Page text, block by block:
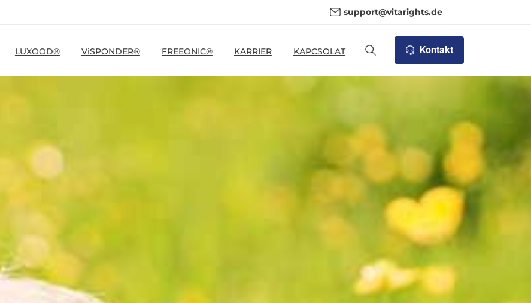
support@vitarights.de
LUXOOD® ViSPONDER® FREEONIC® KARRIER KAPCSOLAT Kontakt